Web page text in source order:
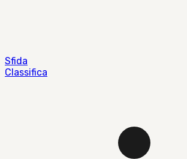
Sfida
Classifica